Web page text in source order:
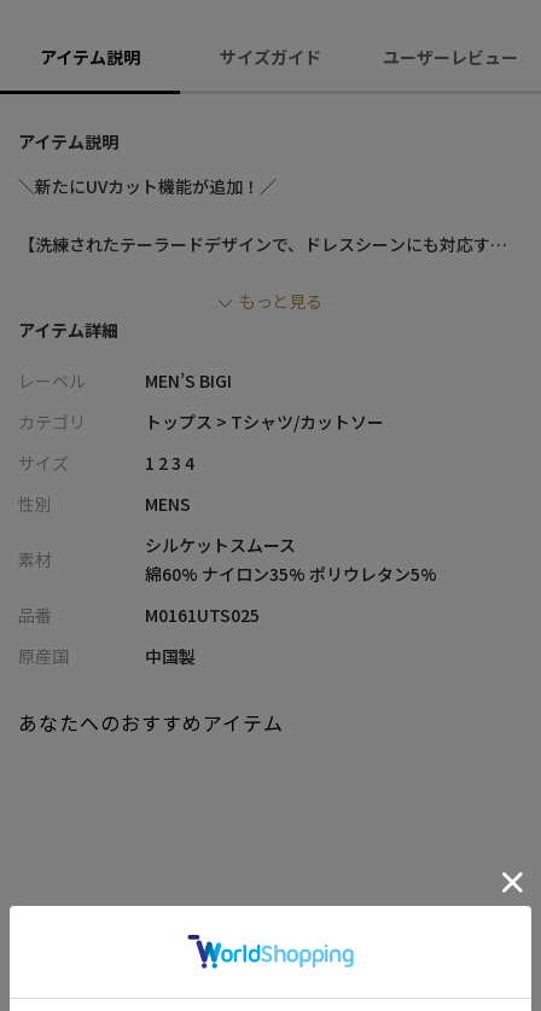
アイテム説明 サイズガイド ユーザーレビュー
アイテム説明
＼新たにUVカット機能が追加！／
【洗練されたテーラードデザインで、ドレスシーンにも対応する
シルケット加工を施したスムース生地で洗練されたイメージを持
ちながら、盛夏にも最適な高機能が揃った万能スマートインナー
【デザイン/素材】
布帛の立体的なパターンをカットソーに応用し、袖付けをアーム
ェアライン。
生地には適度な厚みがあり、光沢感と滑らかさを与えるシルケッ
ト加工を施したスムース素材で、ドレスシーンにもぴったりの上
品な仕上がりです。
さらにUVカット機能をプラスし、日差しからもしっかりと肌を守
ります。
テーラードスタイルでありながら、着心地の良さを追求したフィ
袖口と裾部分にはステッチが施されています。襟元はリブ仕立て
のクルーネックデザイン。
開きすぎない上品な印象で、顔周りをすっきり見せ、さまざまな
スタイルに合わせやすいです。
もっと見る
アイテム詳細
レーベル
MEN’S BIGI
カテゴリ
トップス > Tシャツ/カットソー
サイズ
1 2 3 4
性別
MENS
素材
シルケットスムース
綿60% ナイロン35% ポリウレタン5%
品番
M0161UTS025
原産国
中国製
あなたへのおすすめアイテム